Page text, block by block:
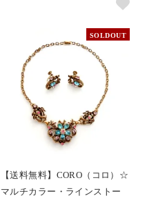
SOLDOUT
【送料無料】CORO（コロ）☆
マルチカラー・ラインストー